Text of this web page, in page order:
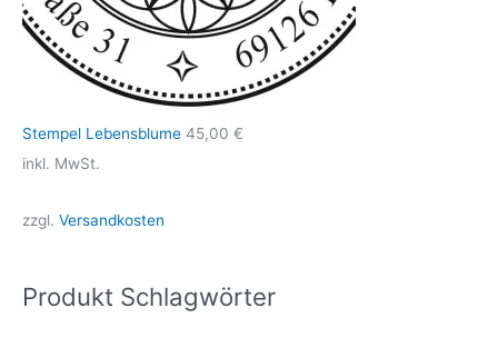
Stempel Lebensblume 45,00 €
inkl. MwSt.
zzgl. Versandkosten
Produkt Schlagwörter